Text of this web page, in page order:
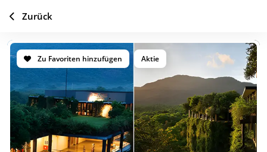
Zu Favoriten hinzufügen Aktie
Zurück